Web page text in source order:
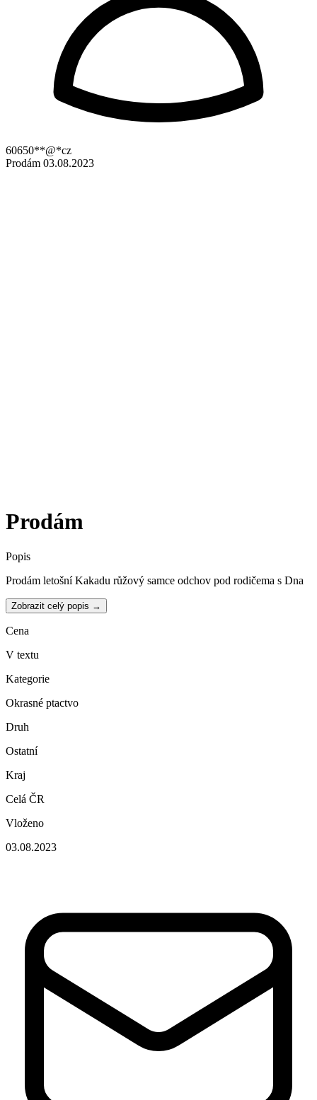
60650**@*cz
Prodám 03.08.2023
Prodám
Popis
Prodám letošní Kakadu růžový samce odchov pod rodičema s Dna
Zobrazit celý popis →
Cena
V textu
Kategorie
Okrasné ptactvo
Druh
Ostatní
Kraj
Celá ČR
Vloženo
03.08.2023